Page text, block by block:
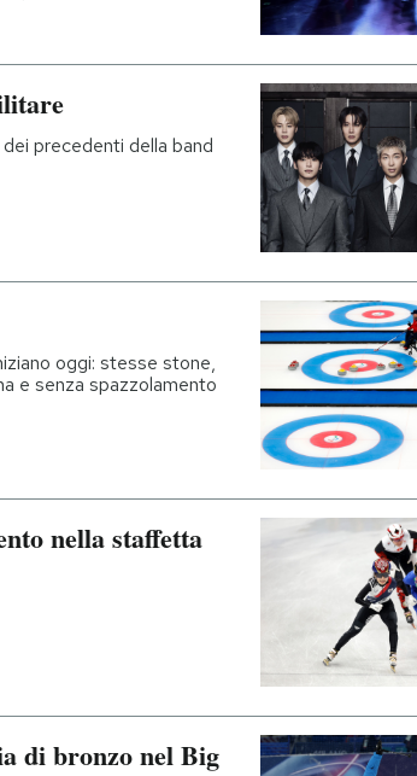
precedenti della band
oggi: stesse stone,
e senza spazzolamento
nella staffetta
di bronzo nel Big